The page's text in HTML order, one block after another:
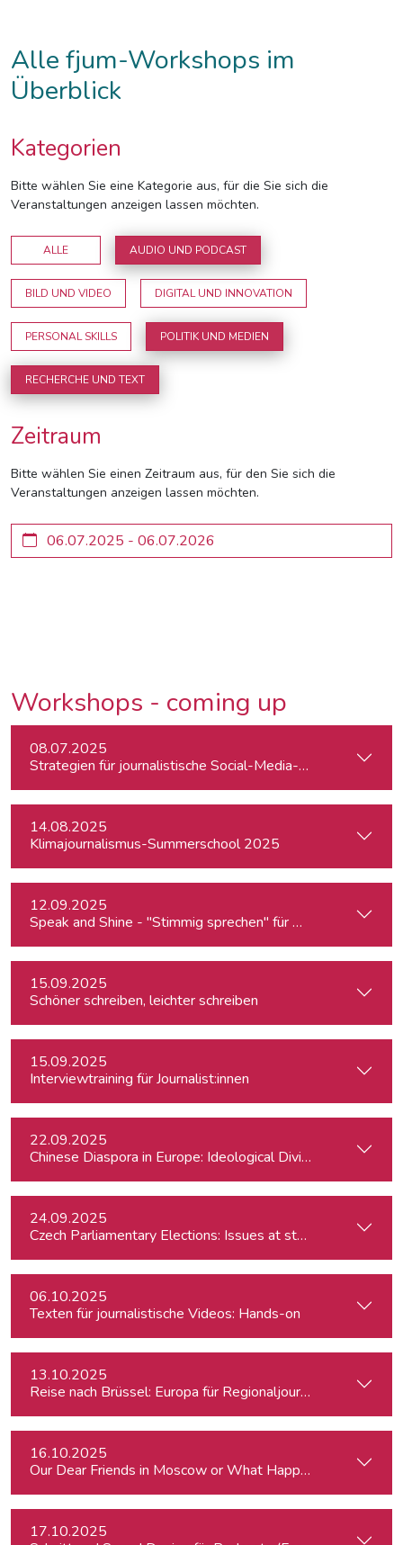
Alle fjum-Workshops im
Überblick
Kategorien
Bitte wählen Sie eine Kategorie aus, für die Sie sich die
Veranstaltungen anzeigen lassen möchten.
ALLE AUDIO UND PODCAST
BILD UND VIDEO DIGITAL UND INNOVATION
PERSONAL SKILLS POLITIK UND MEDIEN
RECHERCHE UND TEXT
Zeitraum
Bitte wählen Sie einen Zeitraum aus, für den Sie sich die
Veranstaltungen anzeigen lassen möchten.
Workshops - coming up
08.07.2025
Strategien für journalistische Social-Media-Recherchen
14.08.2025
Klimajournalismus-Summerschool 2025
12.09.2025
Speak and Shine - "Stimmig sprechen" für Podcast,
15.09.2025
Schöner schreiben, leichter schreiben
15.09.2025
Interviewtraining für Journalist:innen
22.09.2025
Chinese Diaspora in Europe: Ideological Divides,
24.09.2025
Czech Parliamentary Elections: Issues at stake and
06.10.2025
Texten für journalistische Videos: Hands-on
13.10.2025
Reise nach Brüssel: Europa für Regionaljournalist:innen
16.10.2025
Our Dear Friends in Moscow or What Happened to
17.10.2025